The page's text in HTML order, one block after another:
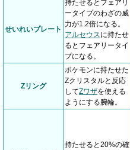
せいれいプレート
持たせるとフェアリ
ータイプのわざの威
力が1.2倍になる。
アルセウスに持たせ
るとフェアリータイ
プになる。
Zリング
ポケモンに持たせた
Zクリスタルと反応
してZワザを使える
ようにする腕輪。
持たせると20%の確